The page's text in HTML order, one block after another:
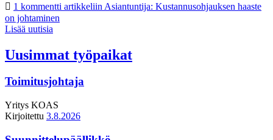
1 kommentti artikkeliin Asiantuntija: Kustannusohjauksen haaste
on johtaminen
Lisää uutisia
Uusimmat työpaikat
Toimitusjohtaja
Yritys KOAS
Kirjoitettu 3.8.2026